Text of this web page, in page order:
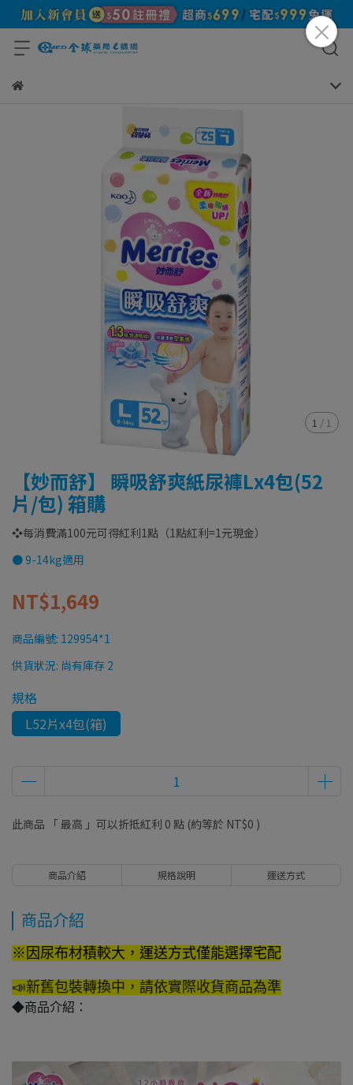
1 / 1
【妙而舒】 瞬吸舒爽紙尿褲Lx4包(52
片/包) 箱購
❖每消費滿100元可得紅利1點（1點紅利=1元現金）
● 9-14kg適用
NT$1,649
商品編號: 129954*1
供貨狀況: 尚有庫存 2
規格
L52片x4包(箱)
此商品 「 最高 」可以折抵紅利 0 點 (約等於 NT$0 )
商品介紹 規格說明 運送方式
商品介紹
※因尿布材積較大，運送方式僅能選擇宅配
📣新舊包裝轉換中，請依實際收貨商品為準
◆商品介紹：